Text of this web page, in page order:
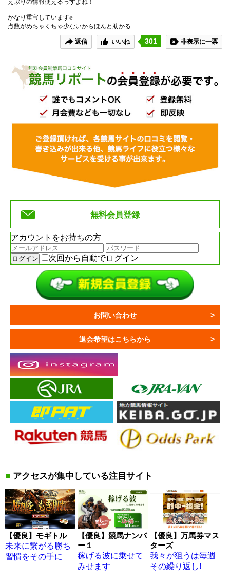
えぶりの情報使えるっすよね！
かなり重宝しています✊
点数がめちゃくちゃ少ないからほんと助かる
返信 いいね 301 非表示に一票
無料会員登録
アカウントをお持ちの方
次回から自動でログイン
お問い合わせ
退会希望はこちらから
■ アクセスが集中している注目サイト
【優良】モギトル
未来に繋がる勝ち
習慣をその手に
【優良】競馬ナンバ
ー１
稼げる波に乗せて
みせます
【優良】万馬券マス
ターズ
我々が狙うは毎週
その繰り返し!